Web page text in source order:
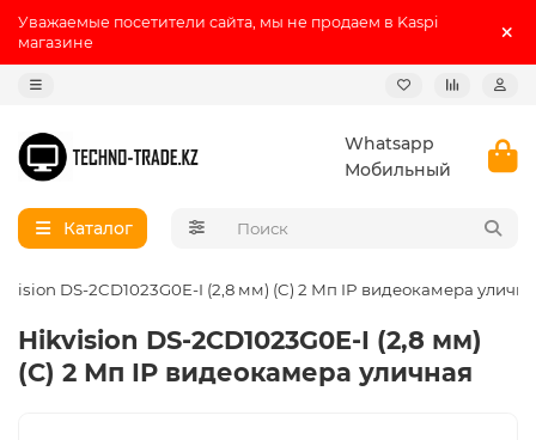
Уважаемые посетители сайта, мы не продаем в Kaspi
магазине
Whatsapp
Мобильный
Каталог
DS-2CD1023G0E-I (2,8 мм) (C) 2 Мп IP видеокамера
Hikvision DS-2CD1023G0E-I (2,8 мм)
(C) 2 Мп IP видеокамера уличная